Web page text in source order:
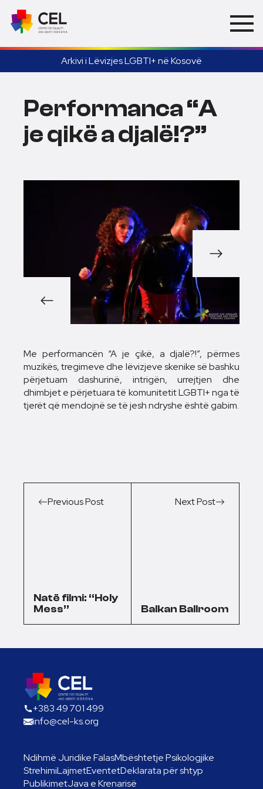
Arkivi i Lëvizjes LGBTI+ në Kosovë
Performanca “A
je qikë a djalë!?”
1/5
Me performancën “A je çikë, a djalë?!”, përmes
muzikës, tregimeve dhe lëvizjeve skenike së bashku
përjetuam dashurinë, intrigën, urrejtjen dhe
dhimbjet e përjetuara të komunitetit LGBTI+ nga të
tjerët që mendojnë se të jesh ndryshe është gabim.
Previous Post
Natë filmi: “Holy
Mess”
Next Post
Balkan Ballroom
+383 49 701 499
info@cel-ks.org
Ndihmë Juridike FalasMbështetje Psikologjike
StrehimiLajmetEventetDeklarata për shtyp
PublikimetJava e Krenarisë